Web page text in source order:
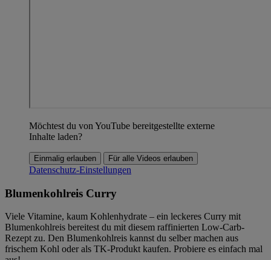
Möchtest du von YouTube bereitgestellte externe
Inhalte laden?
Einmalig erlauben Für alle Videos erlauben
Datenschutz-Einstellungen
Blumenkohlreis Curry
Viele Vitamine, kaum Kohlenhydrate – ein leckeres Curry mit
Blumenkohlreis bereitest du mit diesem raffinierten Low-Carb-
Rezept zu. Den Blumenkohlreis kannst du selber machen aus
frischem Kohl oder als TK-Produkt kaufen. Probiere es einfach mal